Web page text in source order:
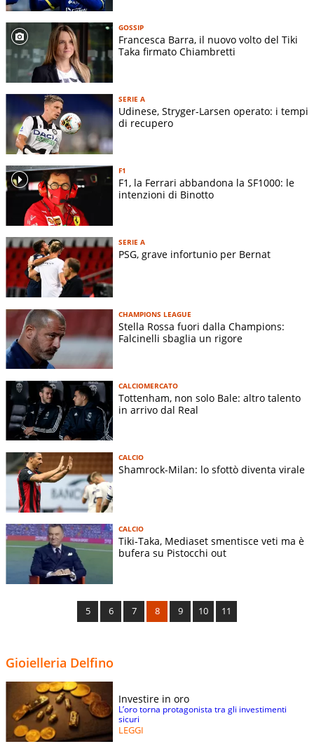
GOSSIP
Francesca Barra, il nuovo volto del Tiki
Taka firmato Chiambretti
SERIE A
Udinese, Stryger-Larsen operato: i tempi
di recupero
F1
F1, la Ferrari abbandona la SF1000: le
intenzioni di Binotto
SERIE A
PSG, grave infortunio per Bernat
CHAMPIONS LEAGUE
Stella Rossa fuori dalla Champions:
Falcinelli sbaglia un rigore
CALCIOMERCATO
Tottenham, non solo Bale: altro talento
in arrivo dal Real
CALCIO
Shamrock-Milan: lo sfottò diventa virale
CALCIO
Tiki-Taka, Mediaset smentisce veti ma è
bufera su Pistocchi out
5 6 7 8 9 10 11
Gioielleria Delfino
Investire in oro
L’oro torna protagonista tra gli investimenti
sicuri
LEGGI